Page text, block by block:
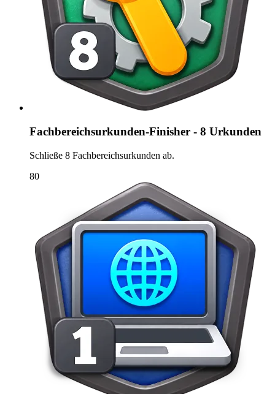
Fachbereichsurkunden-Finisher - 8 Urkunden
Schließe 8 Fachbereichsurkunden ab.
80